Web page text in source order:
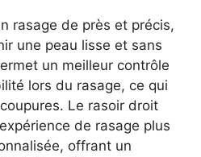
rasage de près et précis,
une peau lisse et sans
un meilleur contrôle
lors du rasage, ce qui
Le rasoir droit
de rasage plus
offrant un